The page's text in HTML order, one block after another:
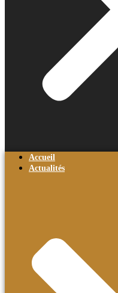
Accueil
Actualités